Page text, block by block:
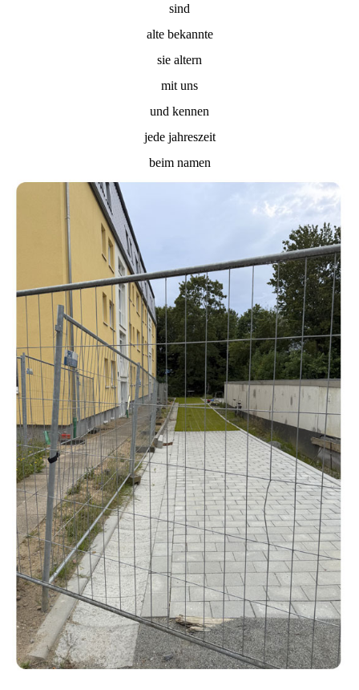
sind
alte bekannte
sie altern
mit uns
und kennen
jede jahreszeit
beim namen